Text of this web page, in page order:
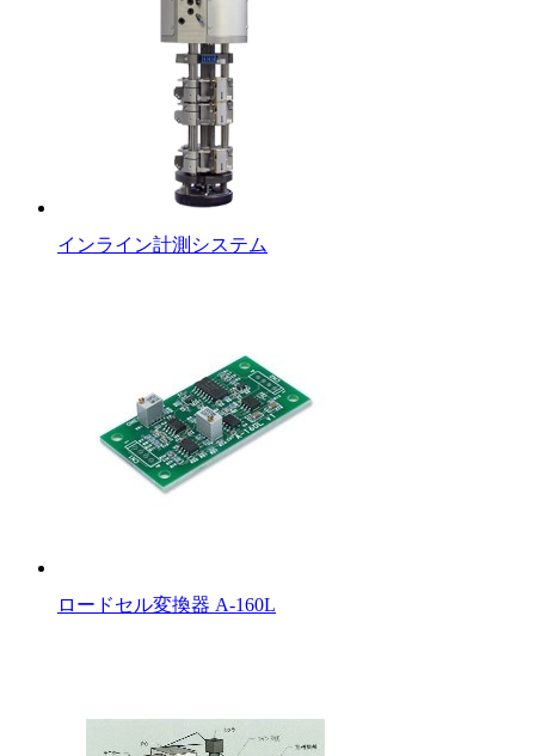
インライン計測システム
ロードセル変換器 A-160L